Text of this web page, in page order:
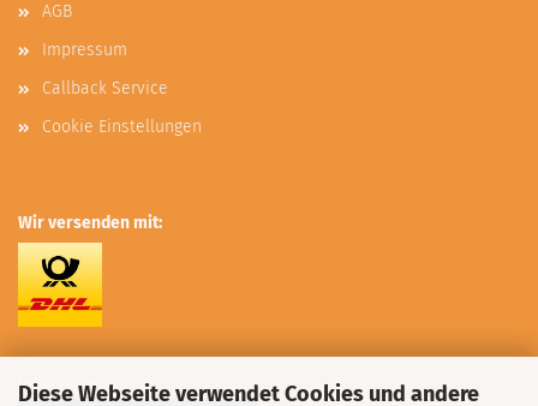
Diese Webseite verwendet Cookies und andere
AGB
Impressum
Callback Service
Cookie Einstellungen
Wir versenden mit:
Instagram: